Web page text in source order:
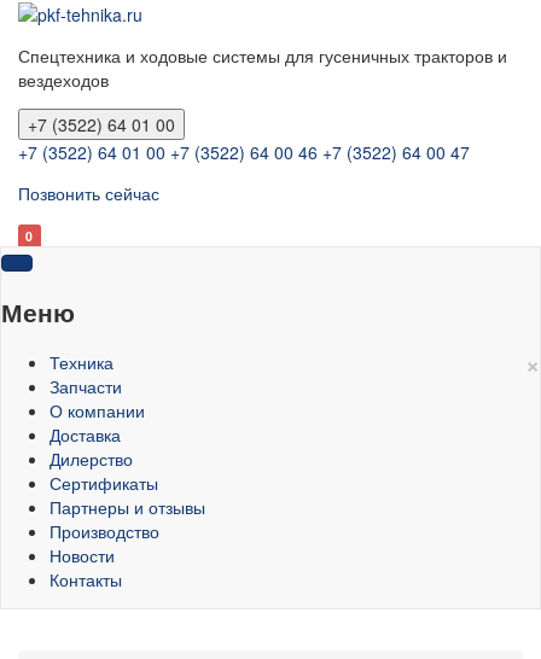
Спецтехника и ходовые системы для гусеничных тракторов и
вездеходов
+7 (3522) 64 01 00
+7 (3522) 64 01 00 +7 (3522) 64 00 46 +7 (3522) 64 00 47
Позвонить сейчас
0
Меню
×
Техника
Запчасти
О компании
Доставка
Дилерство
Сертификаты
Партнеры и отзывы
Производство
Новости
Контакты